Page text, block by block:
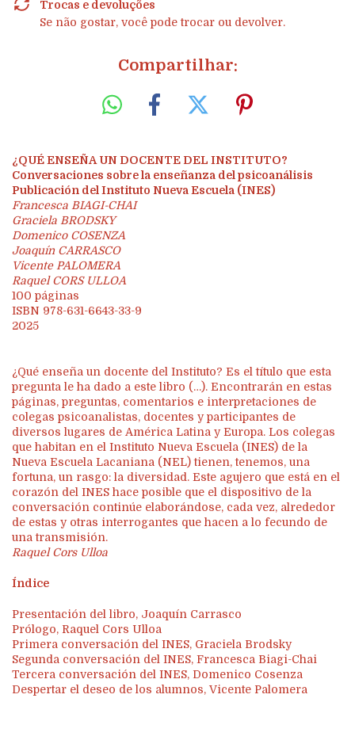
Trocas e devoluções
Se não gostar, você pode trocar ou devolver.
Compartilhar:
¿QUÉ ENSEÑA UN DOCENTE DEL INSTITUTO?
Conversaciones sobre la enseñanza del psicoanálisis
Publicación del Instituto Nueva Escuela (INES)
Francesca BIAGI-CHAI
Graciela BRODSKY
Domenico COSENZA
Joaquín CARRASCO
Vicente PALOMERA
Raquel CORS ULLOA
100 páginas
ISBN 978-631-6643-33-9
2025
¿Qué enseña un docente del Instituto? Es el título que esta
pregunta le ha dado a este libro (…). Encontrarán en estas
páginas, preguntas, comentarios e interpretaciones de
colegas psicoanalistas, docentes y participantes de
diversos lugares de América Latina y Europa. Los colegas
que habitan en el Instituto Nueva Escuela (INES) de la
Nueva Escuela Lacaniana (NEL) tienen, tenemos, una
fortuna, un rasgo: la diversidad. Este agujero que está en el
corazón del INES hace posible que el dispositivo de la
conversación continúe elaborándose, cada vez, alrededor
de estas y otras interrogantes que hacen a lo fecundo de
una transmisión.
Raquel Cors Ulloa
Índice
Presentación del libro, Joaquín Carrasco
Prólogo, Raquel Cors Ulloa
Primera conversación del INES, Graciela Brodsky
Segunda conversación del INES, Francesca Biagi-Chai
Tercera conversación del INES, Domenico Cosenza
Despertar el deseo de los alumnos, Vicente Palomera